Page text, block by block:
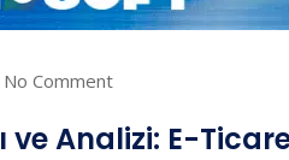
No Comment
Analizi: E-